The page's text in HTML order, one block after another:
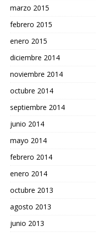
marzo 2015
febrero 2015
enero 2015
diciembre 2014
noviembre 2014
octubre 2014
septiembre 2014
junio 2014
mayo 2014
febrero 2014
enero 2014
octubre 2013
agosto 2013
junio 2013